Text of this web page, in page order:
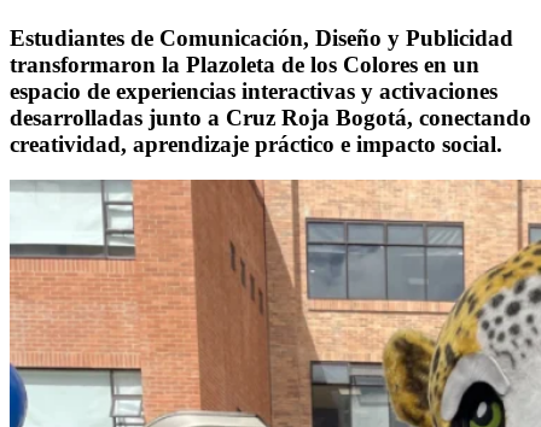
Estudiantes de Comunicación, Diseño y Publicidad
transformaron la Plazoleta de los Colores en un
espacio de experiencias interactivas y activaciones
desarrolladas junto a Cruz Roja Bogotá, conectando
creatividad, aprendizaje práctico e impacto social.